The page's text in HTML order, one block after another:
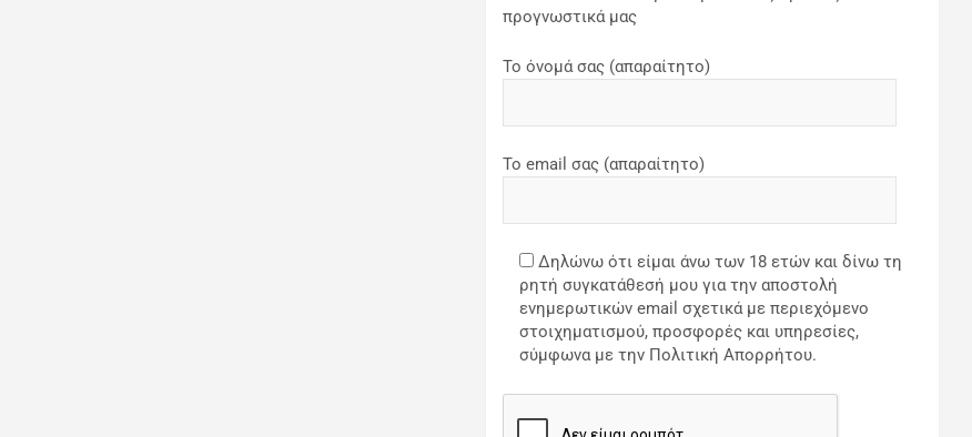
προγνωστικά μας
Το όνομά σας (απαραίτητο)
Το email σας (απαραίτητο)
Δηλώνω ότι είμαι άνω των 18 ετών και δίνω τη
ρητή συγκατάθεσή μου για την αποστολή
ενημερωτικών email σχετικά με περιεχόμενο
στοιχηματισμού, προσφορές και υπηρεσίες,
σύμφωνα με την Πολιτική Απορρήτου.